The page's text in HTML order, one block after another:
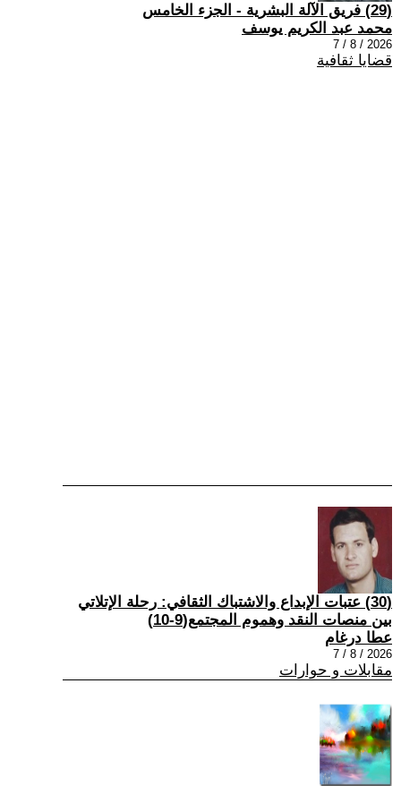
(29) فريق الآلة البشرية - الجزء الخامس
محمد عبد الكريم يوسف
2026 / 8 / 7
قضايا ثقافية
(30) عتبات الإبداع والاشتباك الثقافي: رحلة الإتلاتي
بين منصات النقد وهموم المجتمع(9-10)
عطا درغام
2026 / 8 / 7
مقابلات و حوارات